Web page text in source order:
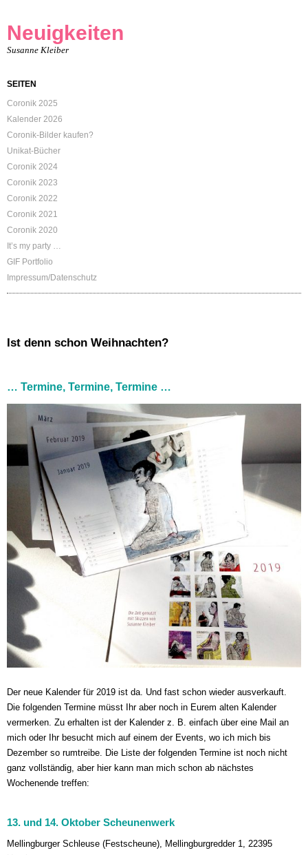
Neuigkeiten
Susanne Kleiber
SEITEN
Coronik 2025
Kalender 2026
Coronik-Bilder kaufen?
Unikat-Bücher
Coronik 2024
Coronik 2023
Coronik 2022
Coronik 2021
Coronik 2020
It’s my party …
GIF Portfolio
Impressum/Datenschutz
Ist denn schon Weihnachten?
… Termine, Termine, Termine …
Der neue Kalender für 2019 ist da. Und fast schon wieder ausverkauft.
Die folgenden Termine müsst Ihr aber noch in Eurem alten Kalender
vermerken. Zu erhalten ist der Kalender z. B. einfach über eine Mail an
mich oder Ihr besucht mich auf einem der Events, wo ich mich bis
Dezember so rumtreibe. Die Liste der folgenden Termine ist noch nicht
ganz vollständig, aber hier kann man mich schon ab nächstes
Wochenende treffen:
13. und 14. Oktober Scheunenwerk
Mellingburger Schleuse (Festscheune), Mellingburgredder 1, 22395